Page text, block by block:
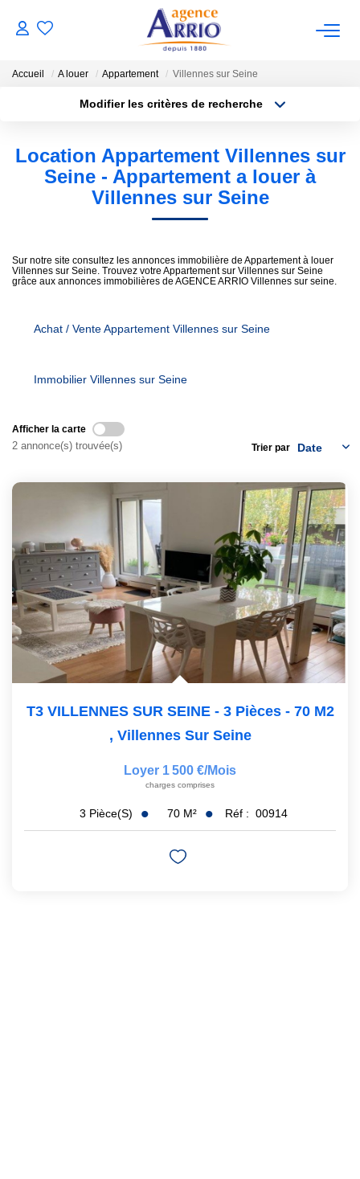
VENTES
BIENS VENDUS
LOCATIONS
Accueil A louer Appartement Villennes sur Seine
Modifier les critères de recherche
Sélectionnez...
Type de bien
Surface min
Location Appartement Villennes sur
Seine - Appartement a louer à
Villennes sur Seine
Sur notre site consultez les annonces immobilière de Appartement à louer
Villennes sur Seine. Trouvez votre Appartement sur Villennes sur Seine
grâce aux annonces immobilières de AGENCE ARRIO Villennes sur seine.
Achat / Vente Appartement Villennes sur Seine
Immobilier Villennes sur Seine
Afficher la carte
2 annonce(s) trouvée(s) Trier par
T3 VILLENNES SUR SEINE - 3 Pièces - 70 M2
, Villennes Sur Seine
Loyer 1 500 €/mois
charges comprises
3 Pièce(s) 70 M² Réf : 00914